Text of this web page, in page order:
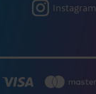
Instagram